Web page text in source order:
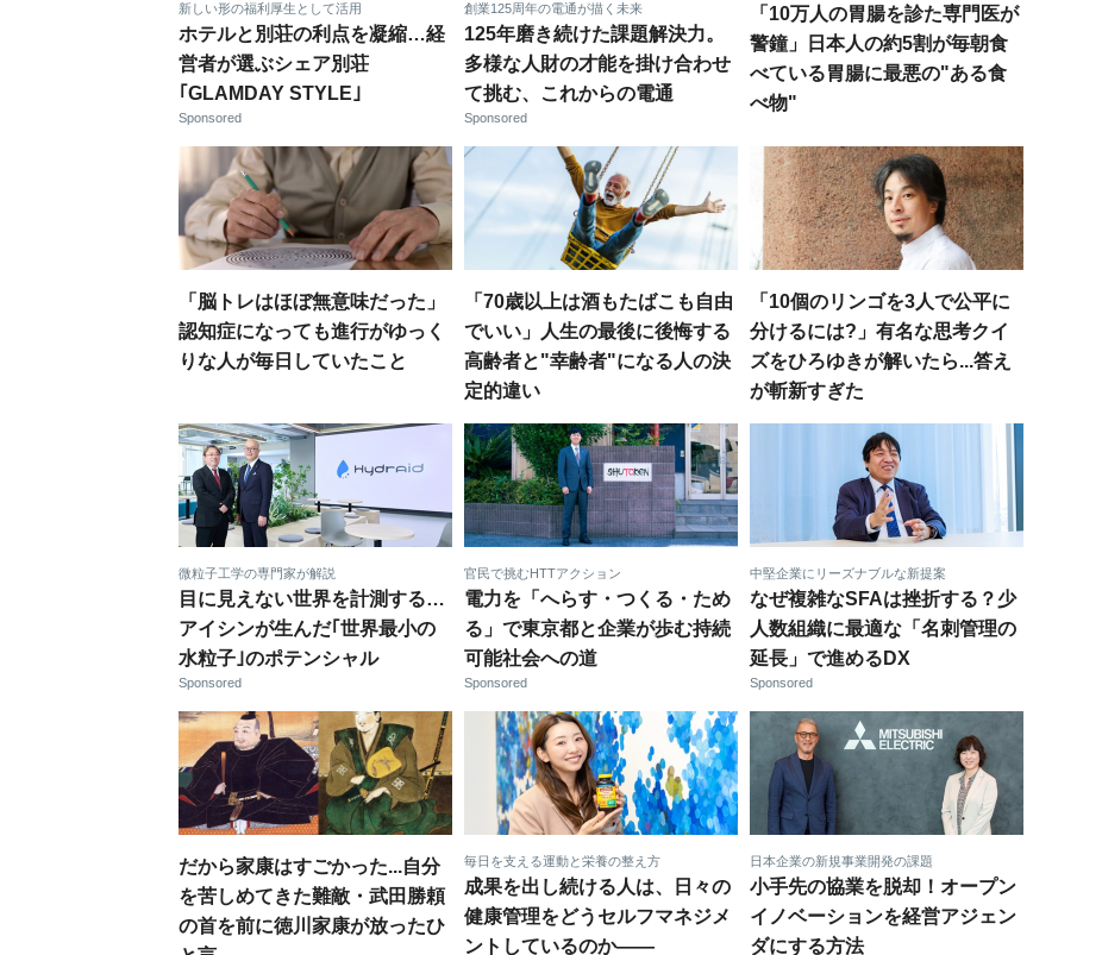
新しい形の福利厚生として活用
ホテルと別荘の利点を凝縮…経
営者が選ぶシェア別荘
｢GLAMDAY STYLE｣
Sponsored
創業125周年の電通が描く未来
125年磨き続けた課題解決力。
多様な人財の才能を掛け合わせ
て挑む、これからの電通
Sponsored
「10万人の胃腸を診た専門医が
警鐘」日本人の約5割が毎朝食
べている胃腸に最悪の"ある食
べ物"
「脳トレはほぼ無意味だった」
認知症になっても進行がゆっく
りな人が毎日していたこと
「70歳以上は酒もたばこも自由
でいい」人生の最後に後悔する
高齢者と"幸齢者"になる人の決
定的違い
「10個のリンゴを3人で公平に
分けるには?」有名な思考クイ
ズをひろゆきが解いたら...答え
が斬新すぎた
微粒子工学の専門家が解説
目に見えない世界を計測する…
アイシンが生んだ｢世界最小の
水粒子｣のポテンシャル
Sponsored
官民で挑むHTTアクション
電力を「へらす・つくる・ため
る」で東京都と企業が歩む持続
可能社会への道
Sponsored
中堅企業にリーズナブルな新提案
なぜ複雑なSFAは挫折する？少
人数組織に最適な「名刺管理の
延長」で進めるDX
Sponsored
だから家康はすごかった...自分
を苦しめてきた難敵・武田勝頼
の首を前に徳川家康が放ったひ
毎日を支える運動と栄養の整え方
成果を出し続ける人は、日々の
健康管理をどうセルフマネジメ
ントしているのか——
日本企業の新規事業開発の課題
小手先の協業を脱却！オープン
イノベーションを経営アジェン
ダにする方法